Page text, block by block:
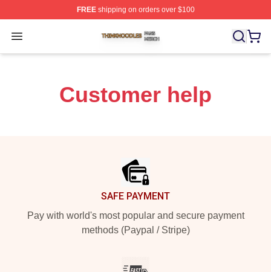
FREEshipping on orders over $100
Open menu
Thinknoodles Shop ⚡️ Officially Licensed
Customer help
SAFE PAYMENT
Pay with world's most popular and secure payment
methods (Paypal / Stripe)